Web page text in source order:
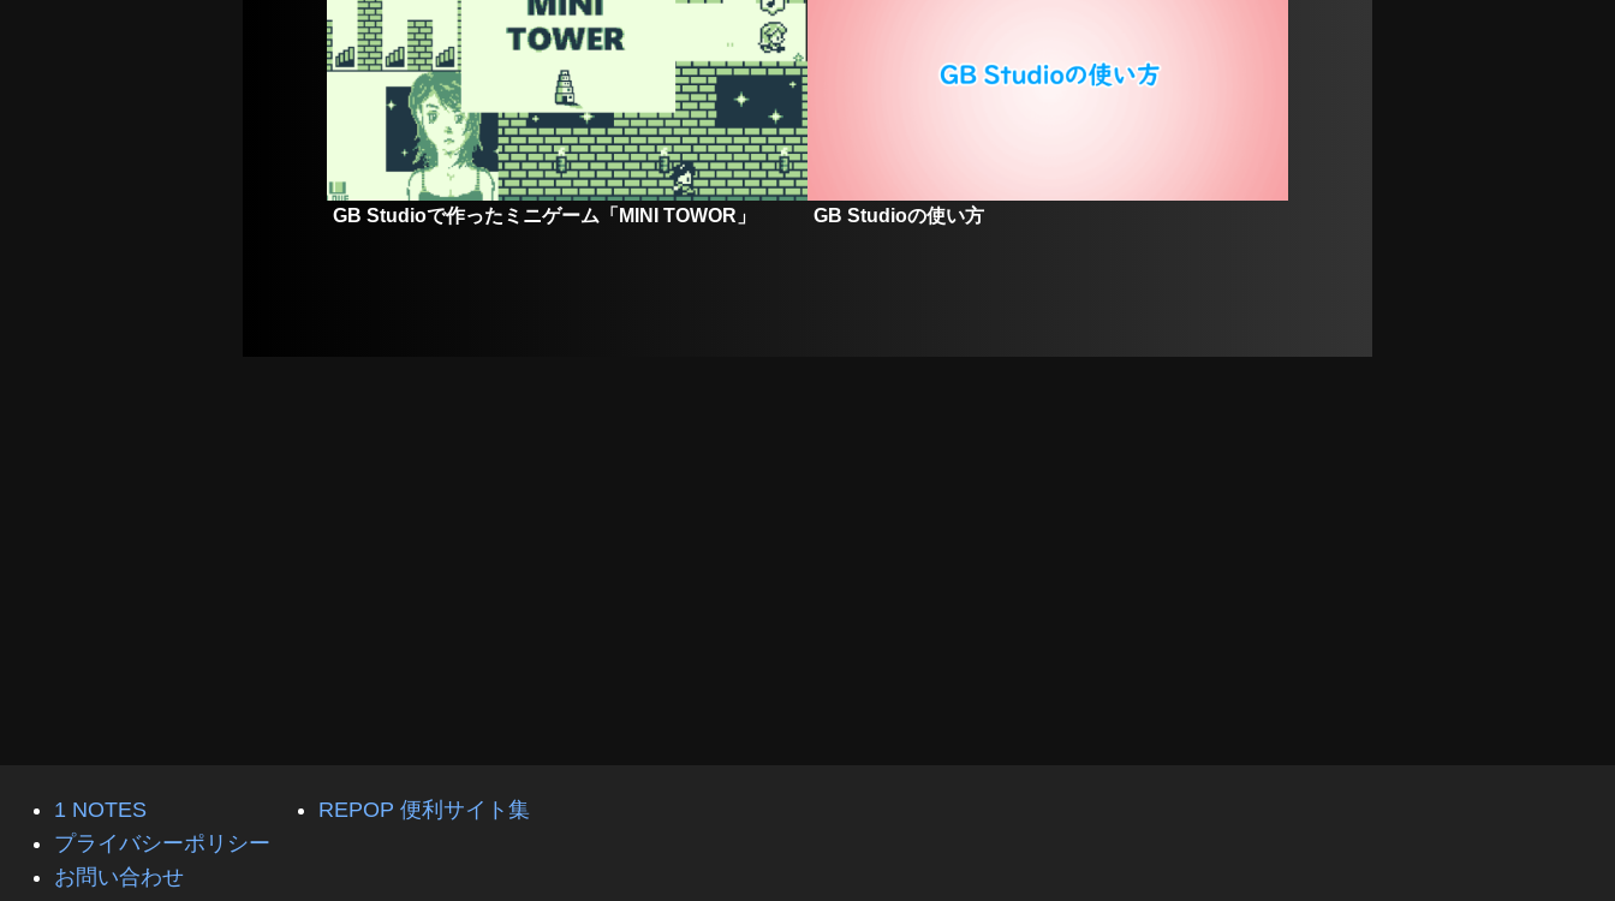
GB Studioで作ったミニゲーム「MINI TOWOR」 GB Studioの使い方
1 NOTES
プライバシーポリシー
お問い合わせ
REPOP 便利サイト集